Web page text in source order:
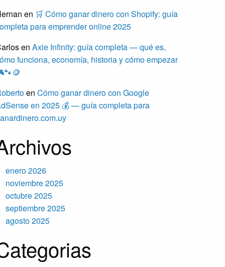
en 🛒 Cómo ganar dinero con Shopify: guía
para emprender online 2025
en Axie Infinity: guía completa — qué es,
funciona, economía, historia y cómo empezar
en Cómo ganar dinero con Google
en 2025 💰 — guía completa para
enero 2026
noviembre 2025
octubre 2025
septiembre 2025
agosto 2025